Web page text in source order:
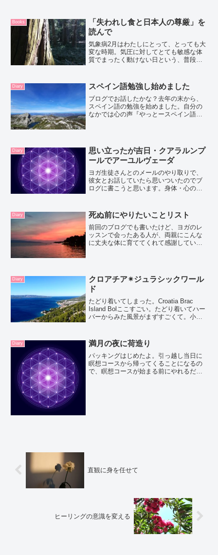
Books
「失われし食と日本人の尊厳」を
読んで
気象病2月はわたしにとって、とっても大
変な時期。気圧に対してとても敏感な体
質でまったく動けない日という、普段の
「気象病を引き起こす要素は、大きく3つ
あります。気圧、寒...
Diary スペイン語勉強し始めました
ブログでお話したかな？去年の末から、
スペイン語の勉強を始めました。自分の
なかでは心の声『やっとースペイン語勉
連れて行ってもらい、そこ...
Diary
思い立ったが吉日・クアラルンプ
ールでアーユルヴェーダ
ヨガ生徒さんとのメールのやり取りで、
彼女とお話していたら思いついたのでブ
ログに書こうと思います。身体・心の不
かなり動揺していました。文章、直接お
話でもお伝えすることは...
Diary 死ぬ前にやりたいことリスト
前回のブログでも書いたけど、ヨガのレ
ッスンで会ったある人が、両親にこんな
に丈夫な体に育ててくれて感謝してい
Diary
クロアチア✴ジュラシックワール
ド
たどり着いてしまった。Croatia Brac
Island Bolここすごい。たどり着いてハー
バーからみた風景がまずすごくて。小さ
さな街Bolジュラシックワール...
Diary 満月の夜に荷造り
パッキングはじめたよ。引っ越し当日に
瞑想コースから帰ってくることになるの
で、瞑想コースが始まる前にやれるだけ
直観に身を任せて
ヒーリングの意識を変える